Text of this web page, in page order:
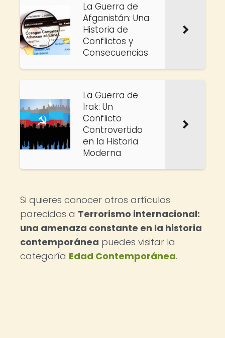
La Guerra de
Afganistán: Una
Historia de
Conflictos y
Consecuencias
La Guerra de
Irak: Un
Conflicto
Controvertido
en la Historia
Moderna
Si quieres conocer otros artículos
parecidos a Terrorismo internacional:
una amenaza constante en la historia
contemporánea puedes visitar la
categoría Edad Contemporánea.